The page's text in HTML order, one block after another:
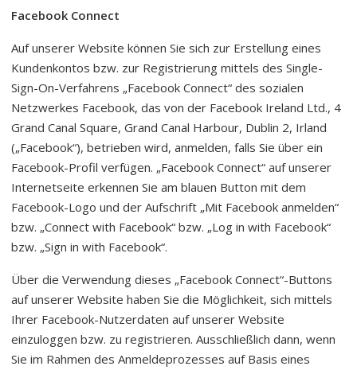
Facebook Connect
Auf unserer Website können Sie sich zur Erstellung eines
Kundenkontos bzw. zur Registrierung mittels des Single-
Sign-On-Verfahrens „Facebook Connect“ des sozialen
Netzwerkes Facebook, das von der Facebook Ireland Ltd., 4
Grand Canal Square, Grand Canal Harbour, Dublin 2, Irland
(„Facebook“), betrieben wird, anmelden, falls Sie über ein
Facebook-Profil verfügen. „Facebook Connect“ auf unserer
Internetseite erkennen Sie am blauen Button mit dem
Facebook-Logo und der Aufschrift „Mit Facebook anmelden“
bzw. „Connect with Facebook“ bzw. „Log in with Facebook“
bzw. „Sign in with Facebook“.
Über die Verwendung dieses „Facebook Connect“-Buttons
auf unserer Website haben Sie die Möglichkeit, sich mittels
Ihrer Facebook-Nutzerdaten auf unserer Website
einzuloggen bzw. zu registrieren. Ausschließlich dann, wenn
Sie im Rahmen des Anmeldeprozesses auf Basis eines